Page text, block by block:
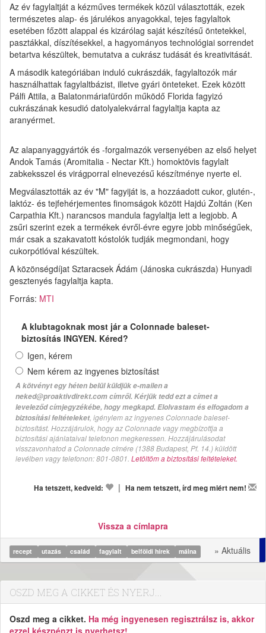
Az év fagylaltját a kézműves termékek közül választották, ezek
természetes alap- és járulékos anyagokkal, tejes fagylaltok
esetében főzött alappal és kizárólag saját készítésű öntetekkel,
pasztákkal, díszítésekkel, a hagyományos technológiai sorrendet
betartva készültek, bemutatva a cukrász tudását és kreativitását.
A második kategóriában induló cukrászdák, fagylaltozók már
használhattak fagylaltbázist, illetve gyári önteteket. Ezek között
Pálfi Attila, a Balatonmáriafürdőn működő Florida fagyizó
cukrászának kesudió datolyalekvárral fagylaltja kapta az
aranyérmet.
Az alapanyaggyártók és -forgalmazók versenyében az első helyet
Andok Tamás (Aromitalia - Nectar Kft.) homoktövis fagylalt
zabkeksszel és virágporral elnevezésű készítménye nyerte el.
Megválasztották az év "M" fagyiját is, a hozzáadott cukor, glutén-,
laktóz- és tejfehérjementes finomságok között Hajdú Zoltán (Ken
Carpathia Kft.) narancsos mandula fagylaltja lett a legjobb. A
zsűri szerint ezek a termékek évről-évre egyre jobb minőségűek,
már csak a szakavatott kóstolók tudják megmondani, hogy
cukorpótlóval készültek.
A közönségdíjat Sztaracsek Ádám (Jánoska cukrászda) Hunyadi
gesztenyés fagylaltja kapta.
Forrás: MTI
A klubtagoknak most jár a Colonnade baleset-
biztosítás INGYEN. Kéred?
Igen, kérem
Nem kérem az ingyenes biztosítást
A kötvényt egy héten belül küldjük e-mailen a
neked@proaktivdirekt.com címről. Kérjük tedd ezt a címet a
leveleződ címjegyzékébe, hogy megkapd. Elolvastam és elfogadom a
biztosítási feltételeket, igénylem az ingyenes Colonnade baleset-
biztosítást. Hozzájárulok, hogy az Colonnade vagy megbízottja a
biztosítási ajánlataival telefonon megkeressen. Hozzájárulásodat
visszavonhatod a Colonnade címére (1388 Budapest, Pf. 14.) küldött
levélben vagy telefonon: 801-0801. Letöltöm a biztosítási feltételeket.
Ha tetszett, kedveld: | Ha nem tetszett, írd meg miért nem!
Vissza a címlapra
recept utazás család fagylalt belföldi hírek málna » Aktuális
OSZD MEG A CIKKET ÉS NYERJ...
Oszd meg a cikket. Ha még ingyenesen regisztrálsz is, akkor